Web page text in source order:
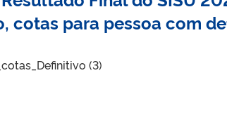
cotas para pessoa com
(3)